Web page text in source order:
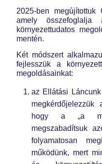
2025-ben megújítottuk
amely
környezettudatos
mentén.
Két módszert
fejlesszük a
megoldásainkat:
az Ellátási
megkérdőjelezzük
hogy a „a
megszabadítsuk
folyamatosan
működünk, mert